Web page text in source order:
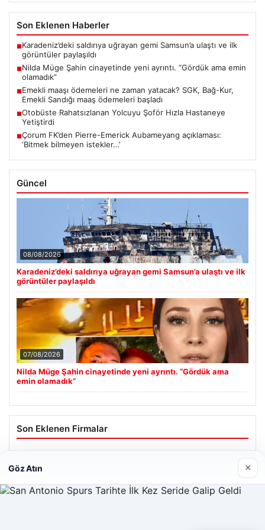
Son Eklenen Haberler
■Karadeniz’deki saldırıya uğrayan gemi Samsun’a ulaştı ve ilk
görüntüler paylaşıldı
■Nilda Müge Şahin cinayetinde yeni ayrıntı. “Gördük ama emin
olamadık”
■Emekli maaşı ödemeleri ne zaman yatacak? SGK, Bağ-Kur,
Emekli Sandığı maaş ödemeleri başladı
■Otobüste Rahatsızlanan Yolcuyu Şoför Hızla Hastaneye
Yetiştirdi
■Çorum FK’den Pierre-Emerick Aubameyang açıklaması:
‘Bitmek bilmeyen istekler…’
Güncel
08/08/2026
Karadeniz’deki saldırıya uğrayan gemi Samsun’a ulaştı ve ilk
görüntüler paylaşıldı
07/08/2026
Nilda Müge Şahin cinayetinde yeni ayrıntı. “Gördük ama
emin olamadık”
Son Eklenen Firmalar
28/04/2026
Göz Atın ×